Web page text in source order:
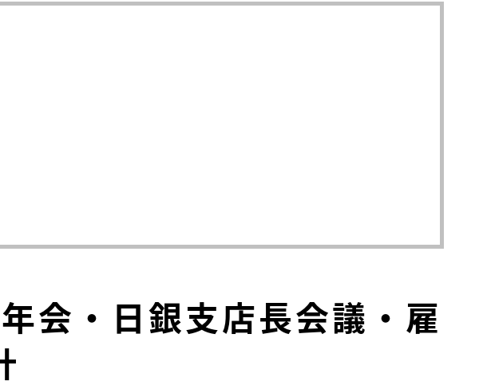
会・日銀支店長会議・雇